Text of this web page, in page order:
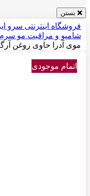
بستن
فروشگاه اینترنتی سرو
شامپو و مراقبت مو سرم
موی آدرا حاوی روغن
اتمام موجودی